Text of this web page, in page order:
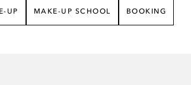
UP MAKE-UP SCHOOL BOOKING